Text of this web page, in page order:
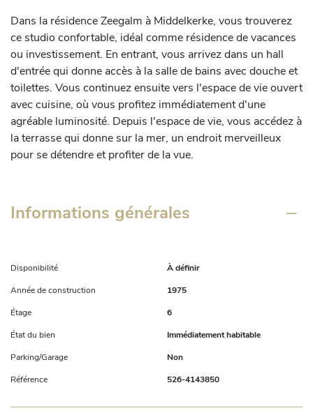
Dans la résidence Zeegalm à Middelkerke, vous trouverez
ce studio confortable, idéal comme résidence de vacances
ou investissement. En entrant, vous arrivez dans un hall
d'entrée qui donne accès à la salle de bains avec douche et
toilettes. Vous continuez ensuite vers l'espace de vie ouvert
avec cuisine, où vous profitez immédiatement d'une
agréable luminosité. Depuis l'espace de vie, vous accédez à
la terrasse qui donne sur la mer, un endroit merveilleux
pour se détendre et profiter de la vue.
Informations générales
Disponibilité
À définir
Année de construction
1975
Étage
6
État du bien
Immédiatement habitable
Parking/Garage
Non
Référence
526-4143850